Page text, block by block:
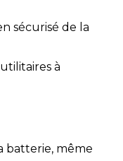
sécurisé de la
à
batterie, même